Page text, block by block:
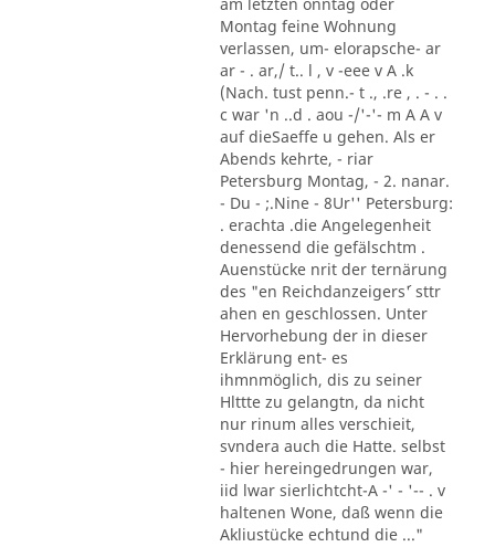
am letzten onntag oder
Montag feine Wohnung
verlassen, um- elorapsche- ar
ar - . ar,/ t.. l , v -eee v A .k
(Nach. tust penn.- t ., .re , . - . .
c war 'n ..d . aou -/'-'- m A A v
auf dieSaeffe u gehen. Als er
Abends kehrte, - riar
Petersburg Montag, - 2. nanar.
- Du - ;.Nine - 8Ur'' Petersburg:
. erachta .die Angelegenheit
denessend die gefälschtm .
Auenstücke nrit der ternärung
des "en Reichdanzeigers´' sttr
ahen en geschlossen. Unter
Hervorhebung der in dieser
Erklärung ent- es
ihmnmöglich, dis zu seiner
Hlttte zu gelangtn, da nicht
nur rinum alles verschieit,
svndera auch die Hatte. selbst
- hier hereingedrungen war,
iid lwar sierlichtcht-A -' - '-- . v
haltenen Wone, daß wenn die
Akliustücke echtund die ..."